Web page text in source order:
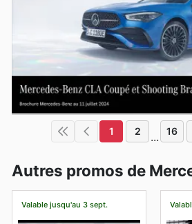
1 2 ... 16
Autres promos de
Valable jusqu'au 3 sept.